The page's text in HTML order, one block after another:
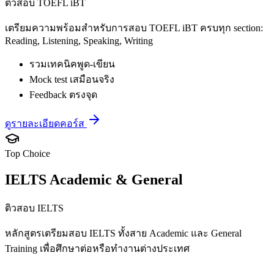
ติวสอบ TOEFL iBT
เตรียมความพร้อมสำหรับการสอบ TOEFL iBT ครบทุก section:
Reading, Listening, Speaking, Writing
รวมเทคนิคพูด-เขียน
Mock test เสมือนจริง
Feedback ตรงจุด
ดูรายละเอียดคอร์ส
Top Choice
IELTS Academic & General
ติวสอบ IELTS
หลักสูตรเตรียมสอบ IELTS ทั้งสาย Academic และ General
Training เพื่อศึกษาต่อหรือทำงานต่างประเทศ